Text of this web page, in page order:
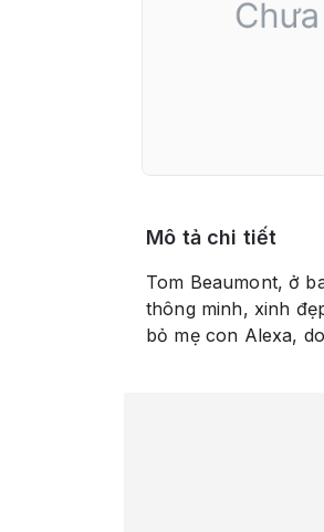
Mô tả chi tiết
Tom Beaumont, ở
thông minh, xinh
bỏ mẹ con Alexa,